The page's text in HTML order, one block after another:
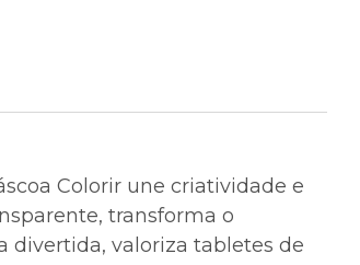
Colorir une criatividade e
transforma o
divertida, valoriza tabletes de